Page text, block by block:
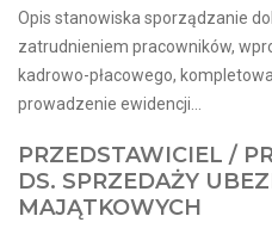
Opis stanowiska sporządzanie
zatrudnieniem pracowników,
kadrowo-płacowego,
prowadzenie ewidencji...
PRZEDSTAWICIEL /
DS. SPRZEDAŻY
MAJĄTKOWYCH